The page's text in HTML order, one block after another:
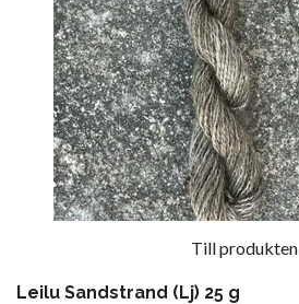
Till produkten
Leilu Sandstrand (Lj) 25 g